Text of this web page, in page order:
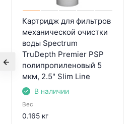
Картридж для фильтров
механической очистки
воды Spectrum
TruDepth Premier PSP
полипропиленовый 5
мкм, 2.5" Slim Line
В наличии
Вес
0.165 кг